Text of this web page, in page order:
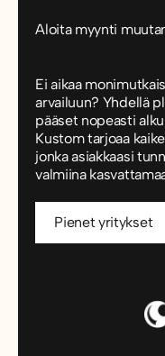
Aloita myynti
Ei aikaa
arvailuun? Yhdellä
pääset nopeasti
Kustom tarjoaa
jonka asiakkaasi
valmiina
Pienet yritykset